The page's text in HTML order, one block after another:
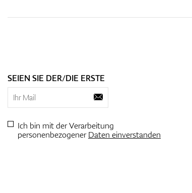
SEIEN SIE DER/DIE ERSTE
Ich bin mit der Verarbeitung
personenbezogenerDaten einverstanden